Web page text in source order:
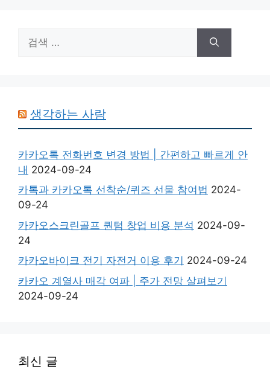
색:
생각하는 사람
카카오톡 전화번호 변경 방법 | 간편하고 빠르게 안
내 2024-09-24
카톡과 카카오톡 선착순/퀴즈 선물 참여법 2024-
09-24
카카오스크린골프 퀀텀 창업 비용 분석 2024-09-
24
카카오바이크 전기 자전거 이용 후기 2024-09-24
카카오 계열사 매각 여파 | 주가 전망 살펴보기
2024-09-24
최신 글